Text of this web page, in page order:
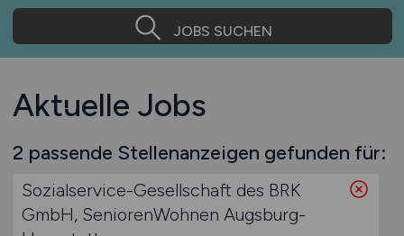
JOBS SUCHEN
Aktuelle Jobs
2 passende Stellenanzeigen gefunden für:
Sozialservice-Gesellschaft des BRK
GmbH, SeniorenWohnen Augsburg-